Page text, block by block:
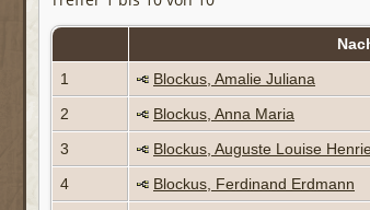
1
Blockus, Amalie Juliana
2
Blockus, Anna Maria
3
Blockus, Auguste Louise
4
Blockus, Ferdinand Erdmann